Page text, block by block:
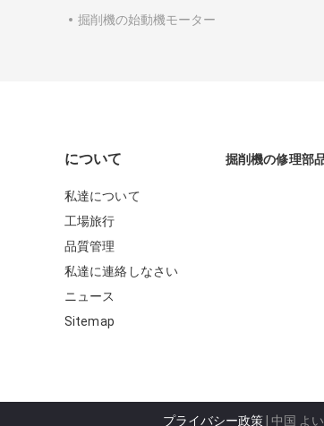
掘削機の始動機モーター
について
私達について
工場旅行
品質管理
私達に連絡しなさい
ニュース
Sitemap
掘削機の修理部
プライバシー政策| 中国 よ